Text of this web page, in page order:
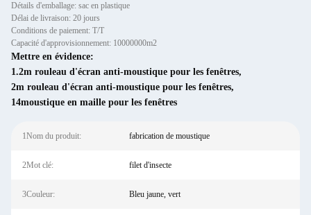
Détails d'emballage: sac en plastique
Délai de livraison: 20 jours
Conditions de paiement: T/T
Capacité d'approvisionnement: 10000000m2
Mettre en évidence:
1.2m rouleau d'écran anti-moustique pour les fenêtres,
2m rouleau d'écran anti-moustique pour les fenêtres,
14moustique en maille pour les fenêtres
1Nom du produit: fabrication de moustique
2Mot clé: filet d'insecte
3Couleur: Bleu jaune, vert